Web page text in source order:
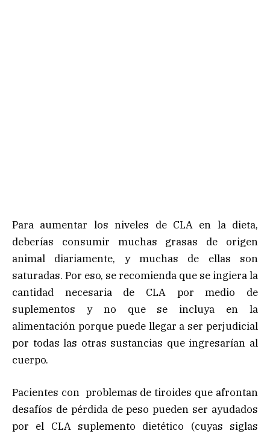
Para aumentar los niveles de CLA en la dieta,
deberías consumir muchas grasas de origen
animal diariamente, y muchas de ellas son
saturadas. Por eso, se recomienda que se ingiera la
cantidad necesaria de CLA por medio de
suplementos y no que se incluya en la
alimentación porque puede llegar a ser perjudicial
por todas las otras sustancias que ingresarían al
cuerpo.
Pacientes con problemas de tiroides que afrontan
desafíos de pérdida de peso pueden ser ayudados
por el CLA suplemento dietético (cuyas siglas